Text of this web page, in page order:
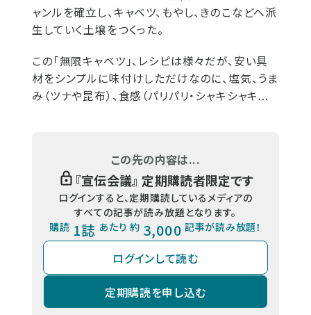
ャンルを確立し、キャベツ、もやし、きのこなどへ派
生していく土壌をつくった。
この「無限キャベツ」、レシピは様々だが、安い具
材をシンプルに味付けしただけなのに、塩気、うま
み（ツナや昆布）、食感（パリパリ・シャキシャキ...
この先の内容は...
『宣伝会議』 定期購読者限定です
ログインすると、定期購読しているメディアの
すべての記事が読み放題となります。
購読 1誌 あたり 約 3,000 記事が読み放題！
ログインして読む
定期購読を申し込む